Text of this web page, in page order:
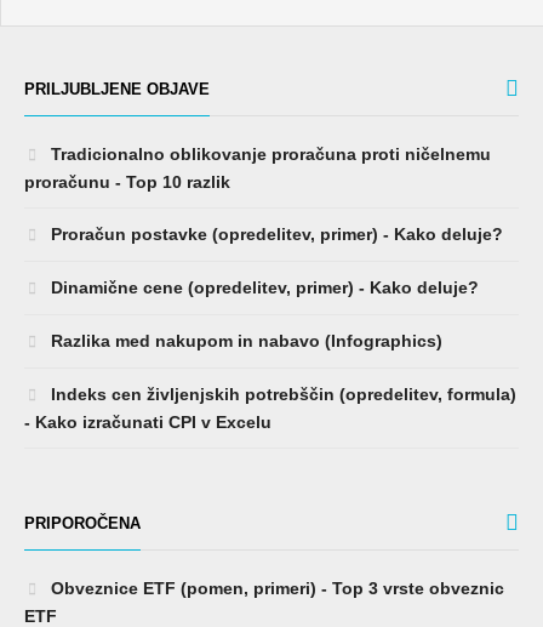
PRILJUBLJENE OBJAVE
Tradicionalno oblikovanje proračuna proti ničelnemu
proračunu - Top 10 razlik
Proračun postavke (opredelitev, primer) - Kako deluje?
Dinamične cene (opredelitev, primer) - Kako deluje?
Razlika med nakupom in nabavo (Infographics)
Indeks cen življenjskih potrebščin (opredelitev, formula)
- Kako izračunati CPI v Excelu
PRIPOROČENA
Obveznice ETF (pomen, primeri) - Top 3 vrste obveznic
ETF